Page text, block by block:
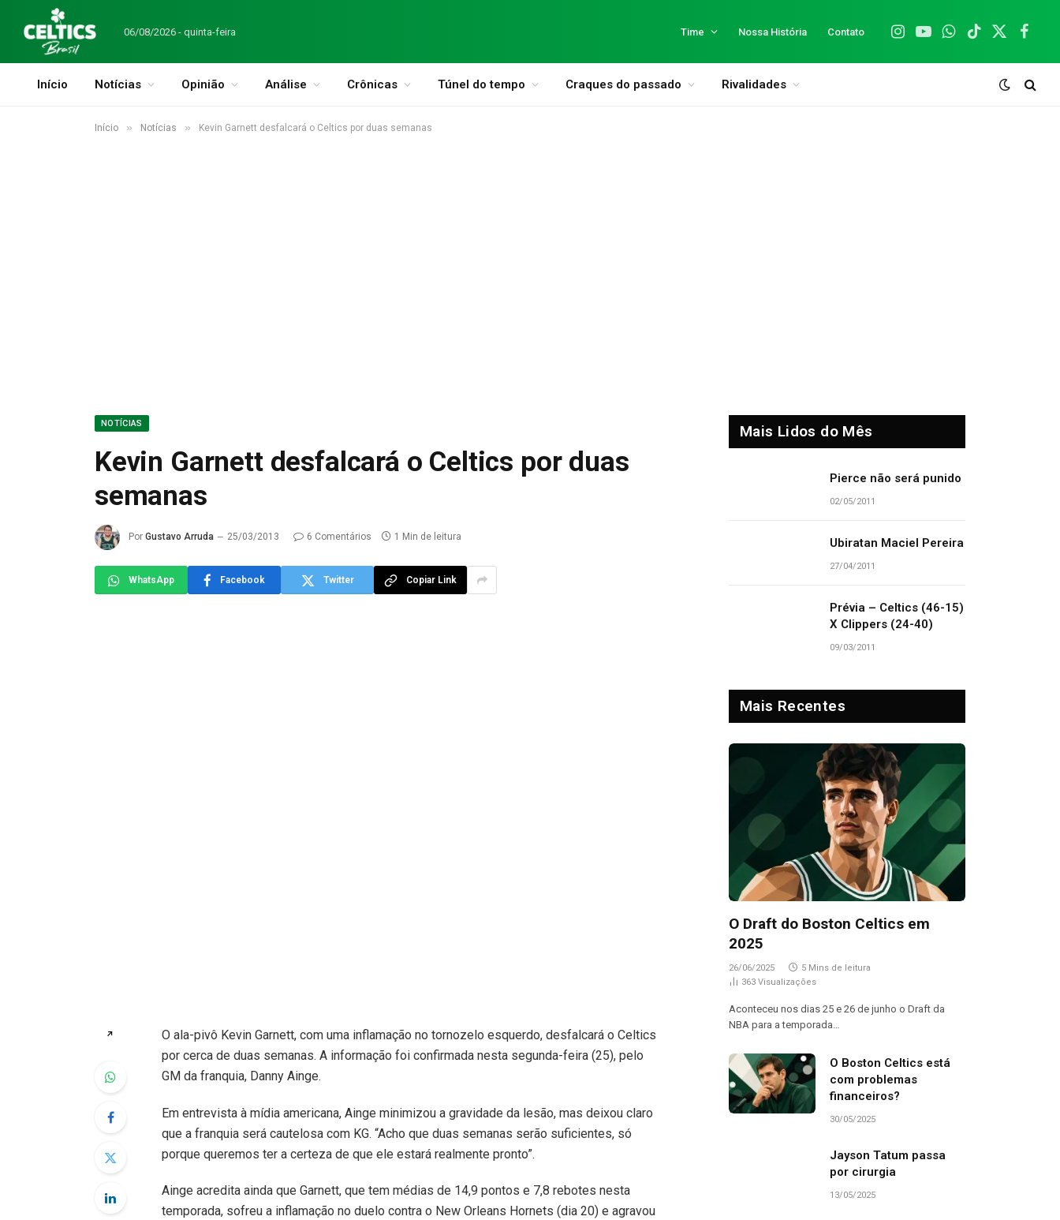
06/08/2026 - quinta-feira Time Nossa História Contato
Instagram
YouTubeWhatsApp
TikTok
X
Início Notícias Opinião Análise Crônicas Túnel do tempo Craques do passado Rivalidades
Início » Notícias » Kevin Garnett desfalcará o Celtics por duas semanas
NOTÍCIAS
Kevin Garnett desfalcará o Celtics por duas
semanas
Por Gustavo Arruda 25/03/2013 6 Comentários 1 Min de leitura
WhatsApp Facebook Twitter Copiar Link
↗
O ala-pivô Kevin Garnett, com uma inflamação no tornozelo esquerdo, desfalcará o Celtics
por cerca de duas semanas. A informação foi confirmada nesta segunda-feira (25), pelo
GM da franquia, Danny Ainge.
Em entrevista à mídia americana, Ainge minimizou a gravidade da lesão, mas deixou claro
que a franquia será cautelosa com KG. “Acho que duas semanas serão suficientes, só
porque queremos ter a certeza de que ele estará realmente pronto”.
Ainge acredita ainda que Garnett, que tem médias de 14,9 pontos e 7,8 rebotes nesta
temporada, sofreu a inflamação no duelo contra o New Orleans Hornets (dia 20) e agravou
Mais Lidos do Mês
Pierce não será punido
02/05/2011
Ubiratan Maciel Pereira
27/04/2011
Prévia – Celtics (46-15)
X Clippers (24-40)
09/03/2011
Mais Recentes
O Draft do Boston Celtics em
2025
26/06/2025
5 Mins de leitura
363 Visualizações
Aconteceu nos dias 25 e 26 de junho o Draft da
NBA para a temporada…
O Boston Celtics está
com problemas
financeiros?
30/05/2025
Jayson Tatum passa
por cirurgia
13/05/2025